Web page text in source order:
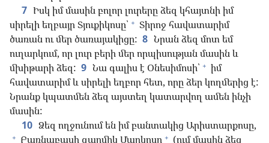
7 Իսկ իմ մասին բոլոր լուրերը ձեզ կհայտնի իմ
սիրելի եղբայր Տյուքիկոսը՝ + Տիրոջ հավատարիմ
ծառան ու մեր ծառայակիցը: 8 Նրան ձեզ մոտ եմ
ուղարկում, որ լուր բերի մեր որպիսության մասին և
մխիթարի ձեզ: 9 Նա գալիս է Օնեսիմոսի՝ + իմ
հավատարիմ և սիրելի եղբոր հետ, որը ձեր կողմերից է:
Նրանք կպատմեն ձեզ այստեղ կատարվող ամեն ինչի
մասին:
10 Ձեզ ողջունում են իմ բանտակից Արիստարքոսը,
+ Բառնաբասի զարմիկ Մարկոսը + (ում մասին ձեզ